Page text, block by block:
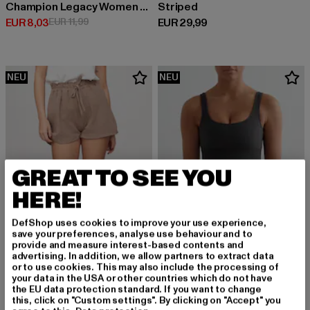
Champion Legacy Women Rib Cuff Pants
EUR 8,03
Derzeitiger Preis: EUR 8,03
EUR 11,99Aktionspreis: EUR 11,99
Striped
EUR 29,99
Derzeitiger Preis: EUR 29,99
NEU
CLOUD5IVE
Short
NEU
AIMN
High Support Ribbed
GREAT TO SEE YOU
HERE!
DefShop uses cookies to improve your use experience,
save your preferences, analyse use behaviour and to
provide and measure interest-based contents and
advertising. In addition, we allow partners to extract data
or to use cookies. This may also include the processing of
your data in the USA or other countries which do not have
the EU data protection standard. If you want to change
this, click on "Custom settings". By clicking on "Accept" you